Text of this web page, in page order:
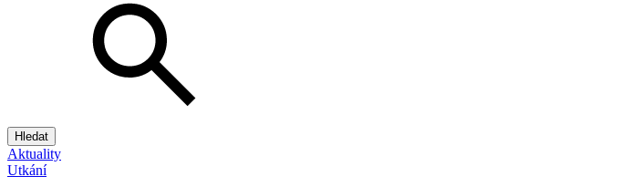
Hledat
Aktuality
Utkání